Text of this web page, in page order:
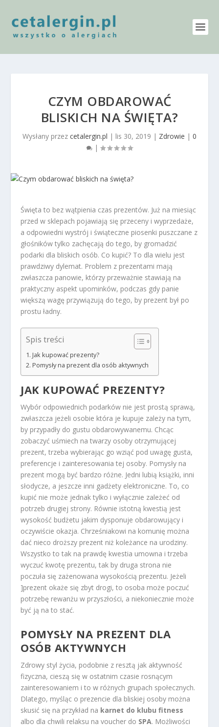
CZYM OBDAROWAĆ
BLISKICH NA ŚWIĘTA?
Wysłany przez cetalergin.pl | lis 30, 2019 | Zdrowie | 0
|
Święta to bez wątpienia czas prezentów. Już na miesiąc
przed w sklepach pojawiają się przeceny i wyprzedaże,
a odpowiedni wystrój i świąteczne piosenki puszczane z
głośników tylko zachęcają do tego, by gromadzić
podarki dla bliskich osób. Co kupić? To dla wielu jest
prawdziwy dylemat. Problem z prezentami mają
zwłaszcza panowie, którzy przeważnie stawiają na
praktyczny aspekt upominków, podczas gdy panie
większą wagę przywiązują do tego, by prezent był po
prostu ładny.
Spis treści
Jak kupować prezenty?
Pomysły na prezent dla osób aktywnych
JAK KUPOWAĆ PREZENTY?
Wybór odpowiednich podarków nie jest prostą sprawą,
zwłaszcza jeżeli osobie która je kupuje zależy na tym,
by przypadły do gustu obdarowywanemu. Chcąc
zobaczyć uśmiech na twarzy osoby otrzymującej
prezent, trzeba wybierając go wziąć pod uwagę gusta,
preferencje i zainteresowania tej osoby. Pomysły na
prezent mogą być bardzo różne. Jedni lubią książki, inni
słodycze, a jeszcze inni gadżety elektroniczne. To, co
kupić nie może jednak tylko i wyłącznie zależeć od
potrzeb drugiej strony. Równie istotną kwestią jest
wysokość budżetu jakim dysponuje obdarowujący i
oczywiście okazja. Chrześniakowi na komunię można
dać nieco droższy prezent niż koleżance na urodziny.
Wszystko to tak na prawdę kwestia umowna i trzeba
wyczuć kwotę prezentu, tak by druga strona nie
poczuła się zażenowana wysokością prezentu. Jeżeli
]prezent okaże się zbyt drogi, to osoba może poczuć
potrzebę rewanżu w przyszłości, a niekoniecznie może
być ją na to stać.
POMYSŁY NA PREZENT DLA
OSÓB AKTYWNYCH
Zdrowy styl życia, podobnie z resztą jak aktywność
fizyczna, cieszą się w ostatnim czasie rosnącym
zainteresowaniem i to w różnych grupach społecznych.
Dlatego, myśląc o prezencie dla bliskiej osoby można
skusić się na przykład na karnet do klubu fitness
albo dla chwili relaksu na voucher do SPA. Możliwości